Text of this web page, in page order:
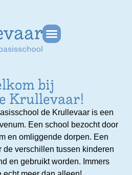
bij
Krullevaar!
de Krullevaar is een
Een school bezocht door
en omliggende dorpen. Een
de verschillen tussen kinderen
en gebruikt worden. Immers